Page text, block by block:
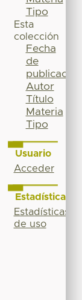
Tipo
Esta
colección
Fecha
de
publicación
Autor
Título
Materia
Tipo
Usuario
Acceder
Estadísticas
Estadísticas
de uso